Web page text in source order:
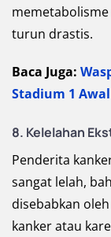
turun drastis.
Baca Juga:
Stadium 1 Awal
8. Kelelahan
Penderita
sangat lelah,
disebabkan
kanker atau